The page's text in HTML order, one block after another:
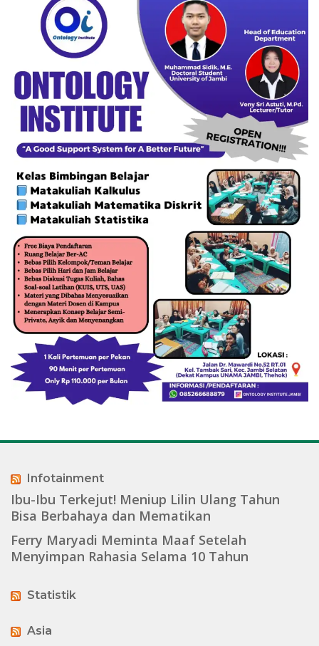
Infotainment
Ibu-Ibu Terkejut! Meniup Lilin Ulang Tahun
Bisa Berbahaya dan Mematikan
Ferry Maryadi Meminta Maaf Setelah
Menyimpan Rahasia Selama 10 Tahun
Statistik
Asia